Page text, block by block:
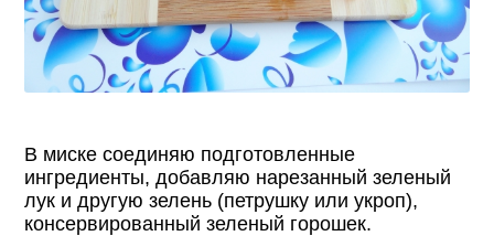
В миске соединяю подготовленные
ингредиенты, добавляю нарезанный зеленый
лук и другую зелень (петрушку или укроп),
консервированный зеленый горошек.